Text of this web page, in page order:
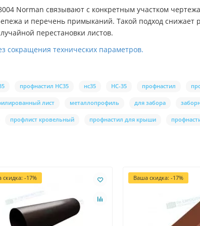
Norman связывают с конкретным участком
и перечень примыканий. Такой подход
перестановки листов.
сокращения технических параметров.
профнастил НС35 нс35 НС-35 профнастил
лист металлопрофиль для забора
профлист кровельный профнастил для крыши
скидка: -17% Ваша скидка: -17%